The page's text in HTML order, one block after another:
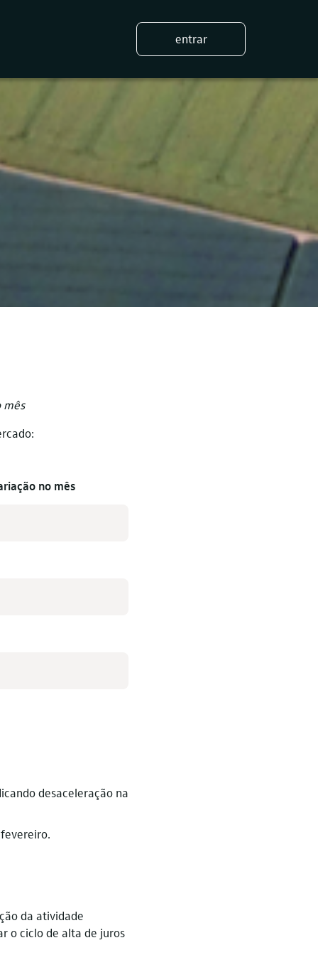
entrar
mês
no mês
desaceleração na
da atividade
o ciclo de alta de juros